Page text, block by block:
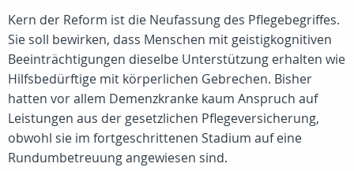
Kern der Reform ist die Neufassung des Pflegebegriffes.
Sie soll bewirken, dass Menschen mit geistigkognitiven
Beeinträchtigungen dieselbe Unterstützung erhalten wie
Hilfsbedürftige mit körperlichen Gebrechen. Bisher
hatten vor allem Demenzkranke kaum Anspruch auf
Leistungen aus der gesetzlichen Pflegeversicherung,
obwohl sie im fortgeschrittenen Stadium auf eine
Rundumbetreuung angewiesen sind.